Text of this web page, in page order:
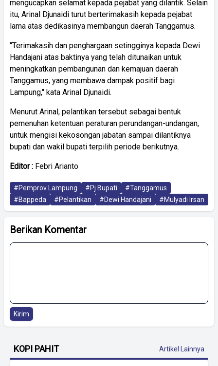
mengucapkan selamat kepada pejabat yang dilantik. Selain
itu, Arinal Djunaidi turut berterimakasih kepada pejabat
lama atas dedikasinya membangun daerah Tanggamus.
"Terimakasih dan penghargaan setingginya kepada Dewi
Handajani atas baktinya yang telah ditunaikan untuk
meningkatkan pembangunan dan kemajuan daerah
Tanggamus, yang membawa dampak positif bagi
Lampung," kata Arinal Djunaidi.
Menurut Arinal, pelantikan tersebut sebagai bentuk
pemenuhan ketentuan peraturan perundangan-undangan,
untuk mengisi kekosongan jabatan sampai dilantiknya
bupati dan wakil bupati terpilih periode berikutnya.
Editor : Febri Arianto
#Pemprov Lampung #Pj Bupati
#Tanggamus
#Bappeda
#Pelantikan #Dewi Handajani #Mulyadi Irsan
Berikan Komentar
Kirim
KOPI PAHIT Artikel Lainnya